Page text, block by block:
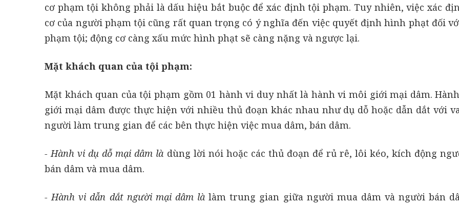
cơ phạm tội không phải là dấu hiệu bắt buộc để xác định tội phạm. Tuy nhiên, việc xác
cơ của người phạm tội cũng rất quan trọng có ý nghĩa đến việc quyết định hình phạt đối
phạm tội; động cơ càng xấu mức hình phạt sẽ càng nặng và ngược lại.
Mặt khách quan của tội phạm:
Mặt khách quan của tội phạm gồm 01 hành vi duy nhất là hành vi môi giới mại dâm.
giới mại dâm được thực hiện với nhiều thủ đoạn khác nhau như dụ dỗ hoặc dẫn dắt với
người làm trung gian để các bên thực hiện việc mua dâm, bán dâm.
- Hành vi dụ dỗ mại dâm là dùng lời nói hoặc các thủ đoạn để rủ rê, lôi kéo, kích động
bán dâm và mua dâm.
- Hành vi dẫn dắt người mại dâm làlàm trung gian giữa người mua dâm và người bán